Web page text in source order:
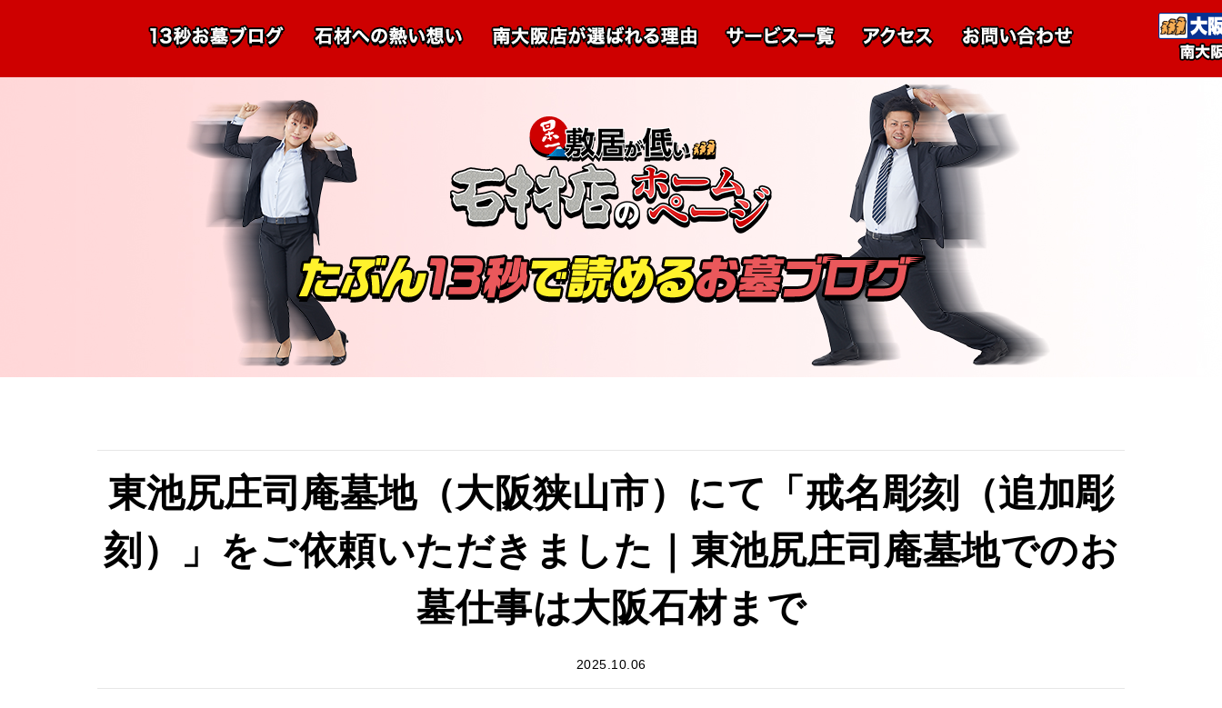
東池尻庄司庵墓地（大阪狭山市）にて「戒名彫刻（追加彫
刻）」をご依頼いただきました｜東池尻庄司庵墓地でのお
墓仕事は大阪石材まで
2025.10.06